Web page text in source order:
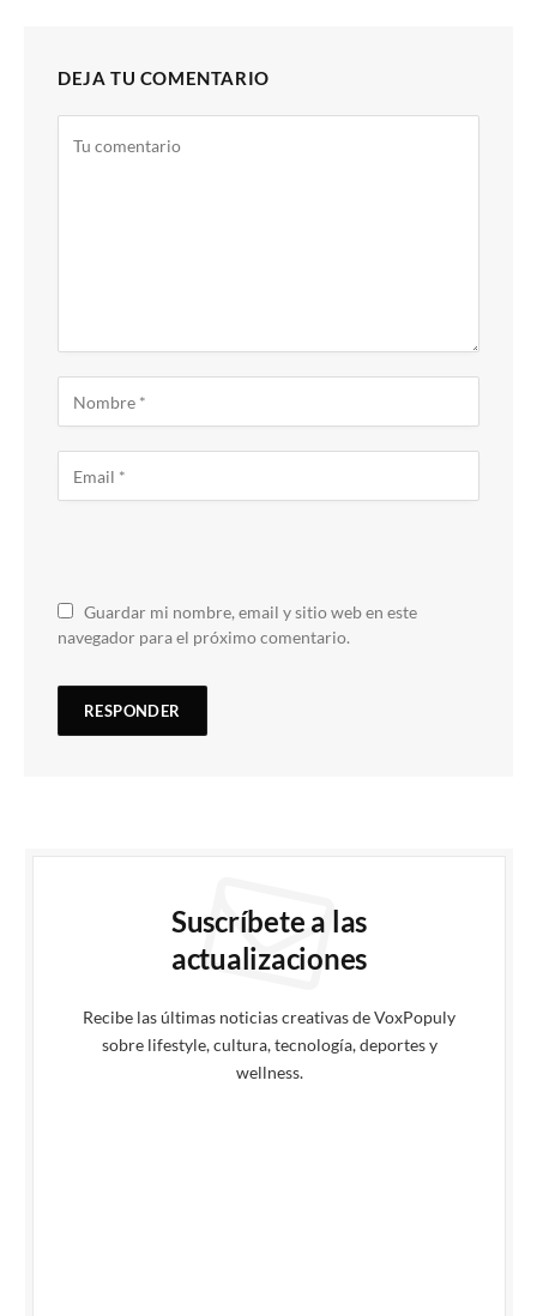
DEJA TU COMENTARIO
Guardar mi nombre, email y sitio web en este
navegador para el próximo comentario.
Suscríbete a las
actualizaciones
Recibe las últimas noticias creativas de VoxPopuly
sobre lifestyle, cultura, tecnología, deportes y
wellness.